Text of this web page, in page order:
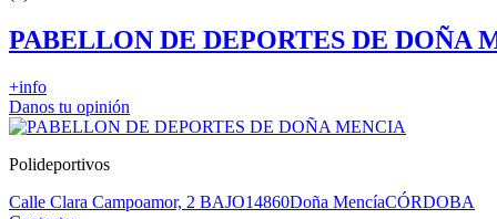
PABELLON DE DEPORTES DE DOÑA
+info
Danos tu opinión
Polideportivos
Calle Clara Campoamor, 2 BAJO14860Doña MencíaCÓRDOBA